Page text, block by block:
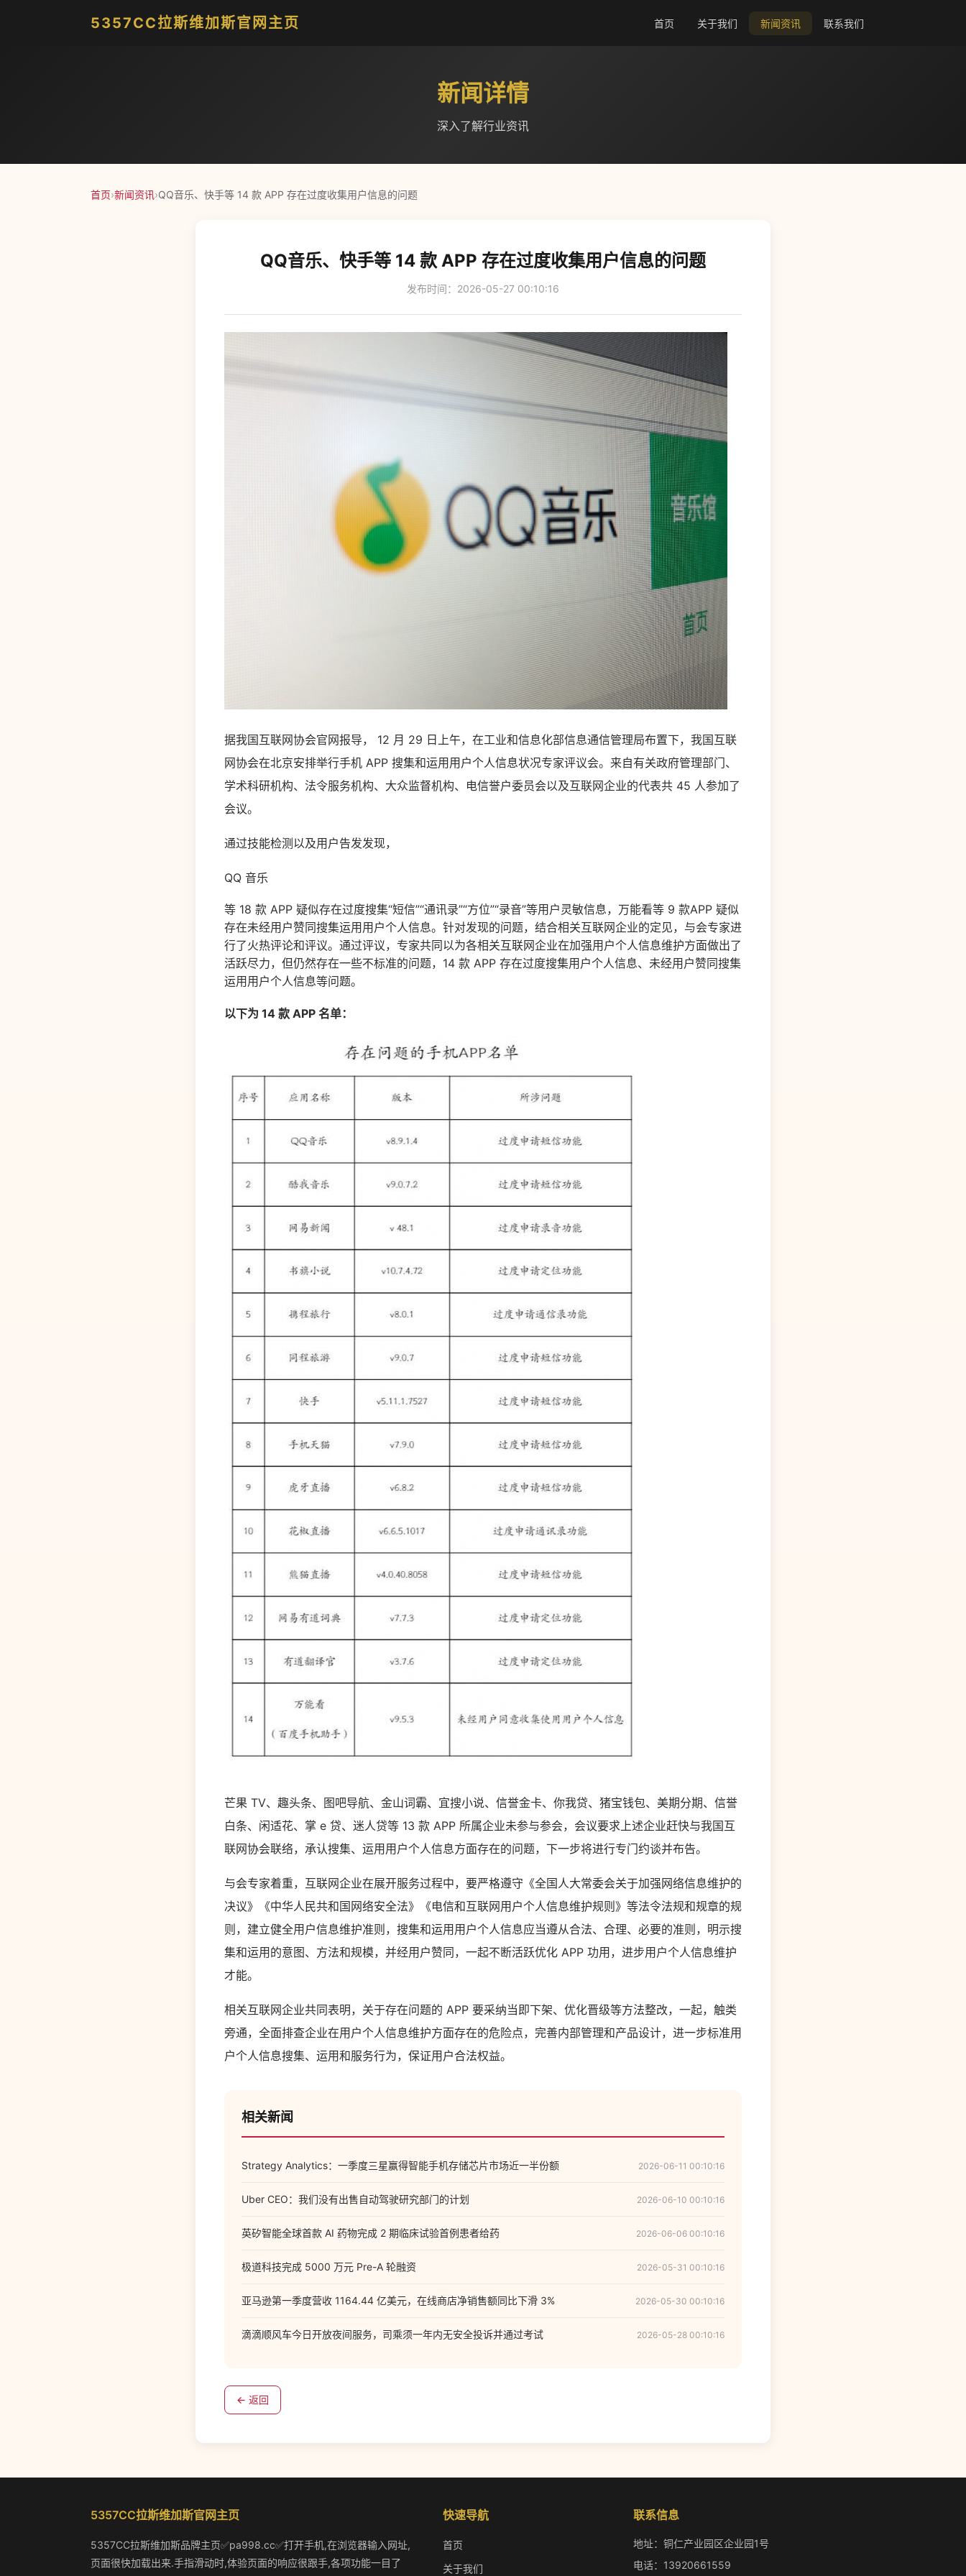
5357CC拉斯维加斯官网主页 首页 关于我们 新闻资讯 联系我们
新闻详情
深入了解行业资讯
首页›新闻资讯›QQ音乐、快手等 14 款 APP 存在过度收集用户信息的问题
QQ音乐、快手等 14 款 APP 存在过度收集用户信息的问题
发布时间：2026-05-27 00:10:16
据我国互联网协会官网报导， 12 月 29 日上午，在工业和信息化部信息通信管理局布置下，我国互联
网协会在北京安排举行手机 APP 搜集和运用用户个人信息状况专家评议会。来自有关政府管理部门、
学术科研机构、法令服务机构、大众监督机构、电信誉户委员会以及互联网企业的代表共 45 人参加了
会议。
通过技能检测以及用户告发发现，
QQ 音乐
等 18 款 APP 疑似存在过度搜集“短信”“通讯录”“方位”“录音”等用户灵敏信息，万能看等 9 款APP 疑似
存在未经用户赞同搜集运用用户个人信息。针对发现的问题，结合相关互联网企业的定见，与会专家进
行了火热评论和评议。通过评议，专家共同以为各相关互联网企业在加强用户个人信息维护方面做出了
活跃尽力，但仍然存在一些不标准的问题，14 款 APP 存在过度搜集用户个人信息、未经用户赞同搜集
运用用户个人信息等问题。
以下为 14 款 APP 名单：
芒果 TV、趣头条、图吧导航、金山词霸、宜搜小说、信誉金卡、你我贷、猪宝钱包、美期分期、信誉
白条、闲适花、掌 e 贷、迷人贷等 13 款 APP 所属企业未参与参会，会议要求上述企业赶快与我国互
联网协会联络，承认搜集、运用用户个人信息方面存在的问题，下一步将进行专门约谈并布告。
与会专家着重，互联网企业在展开服务过程中，要严格遵守《全国人大常委会关于加强网络信息维护的
决议》《中华人民共和国网络安全法》《电信和互联网用户个人信息维护规则》等法令法规和规章的规
则，建立健全用户信息维护准则，搜集和运用用户个人信息应当遵从合法、合理、必要的准则，明示搜
集和运用的意图、方法和规模，并经用户赞同，一起不断活跃优化 APP 功用，进步用户个人信息维护
才能。
相关互联网企业共同表明，关于存在问题的 APP 要采纳当即下架、优化晋级等方法整改，一起，触类
旁通，全面排查企业在用户个人信息维护方面存在的危险点，完善内部管理和产品设计，进一步标准用
户个人信息搜集、运用和服务行为，保证用户合法权益。
相关新闻
Strategy Analytics：一季度三星赢得智能手机存储芯片市场近一半份额 2026-06-11 00:10:16
Uber CEO：我们没有出售自动驾驶研究部门的计划 2026-06-10 00:10:16
英矽智能全球首款 AI 药物完成 2 期临床试验首例患者给药 2026-06-06 00:10:16
极道科技完成 5000 万元 Pre-A 轮融资 2026-05-31 00:10:16
亚马逊第一季度营收 1164.44 亿美元，在线商店净销售额同比下滑 3% 2026-05-30 00:10:16
滴滴顺风车今日开放夜间服务，司乘须一年内无安全投诉并通过考试 2026-05-28 00:10:16
← 返回
5357CC拉斯维加斯官网主页
5357CC拉斯维加斯品牌主页✅pa998.cc✅打开手机,在浏览器输入网址,
页面很快加载出来.手指滑动时,体验页面的响应很跟手,各项功能一目了
快速导航
首页
关于我们
联系信息
地址：铜仁产业园区企业园1号
电话：13920661559